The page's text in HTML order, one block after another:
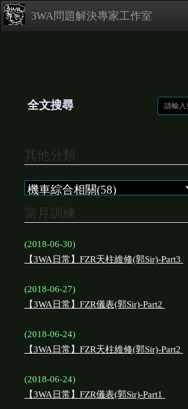
3WA問題解決專家工作室
全文搜尋
其他分類
當月訓練
(2018-06-30)
【3WA日常】FZR天柱維修(郭Sir)-Part3
(2018-06-27)
【3WA日常】FZR儀表(郭Sir)-Part2
(2018-06-24)
【3WA日常】FZR天柱維修(郭Sir)-Part2
(2018-06-24)
【3WA日常】FZR儀表(郭Sir)-Part1